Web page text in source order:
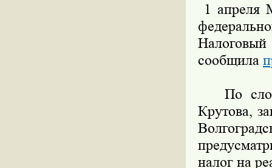
1 апреля
сообщила
По
Крутова,
налог на